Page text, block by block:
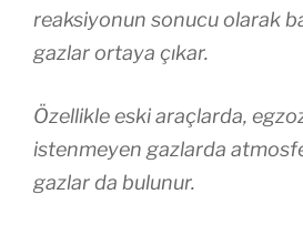
reaksiyonun sonucu olarak
gazlar ortaya çıkar.
Özellikle eski araçlarda,
istenmeyen gazlarda
gazlar da bulunur.